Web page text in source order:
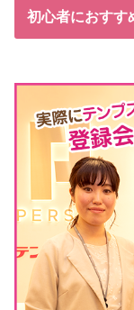
初心者におすす